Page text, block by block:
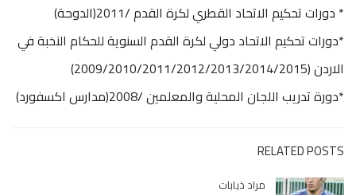
* دورات تحكيم الاتحاد القطري لكرة القدم /2011(الدوحة)
*دورات تحكيم الاتحاد دولي لكرة القدم السنوية للحكام النخبة في
الاردن (2009/2010/2011/2012/2013/2014/2015)
*دورة تدريب اللجان المحلية والمعلمين /2008(مدارس اكسفورد)
RELATED POSTS
مراد ذيابات